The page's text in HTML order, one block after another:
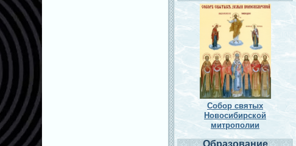
Собор святых
Новосибирской
митрополии
Образование